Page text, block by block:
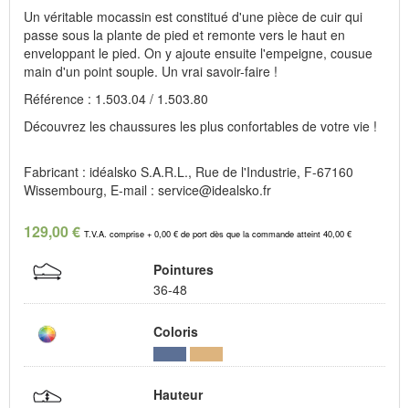
Un véritable mocassin est constitué d'une pièce de cuir qui
passe sous la plante de pied et remonte vers le haut en
enveloppant le pied. On y ajoute ensuite l'empeigne, cousue
main d'un point souple. Un vrai savoir-faire !
Référence : 1.503.04 / 1.503.80
Découvrez les chaussures les plus confortables de votre vie !
Fabricant : idéalsko S.A.R.L., Rue de l'Industrie, F-67160
Wissembourg, E-mail : service@idealsko.fr
129,00 € T.V.A. comprise + 0,00 € de port dès que la commande atteint 40,00 €
Pointures
36-48
Coloris
Hauteur